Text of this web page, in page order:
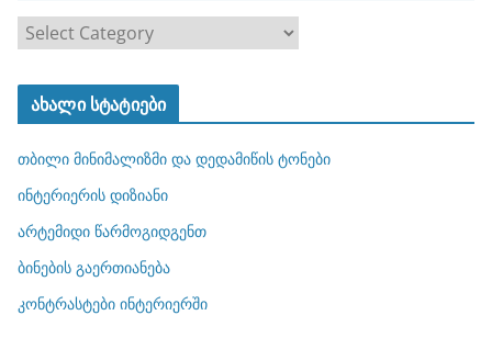
ტ
ო
რ
ბ
ი
ახალი სტატიები
თბილი მინიმალიზმი და დედამიწის ტონები
ინტერიერის დიზიანი
არტემიდი წარმოგიდგენთ
ბინების გაერთიანება
კონტრასტები ინტერიერში